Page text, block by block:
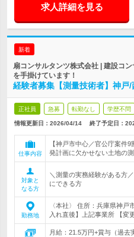
求人詳細を見る
新着
扇コンサルタンツ株式会社 | 建設コ
を手掛けています！
経験者募集【測量技術者】神戸
正社員 急募 転勤なし 学歴不問
情報更新日：2026/04/14 終了予定日：
仕事内容
【神戸市中心／官公庁案件
発計画に欠かせない土地の
対象と
なる方
＼測量の実務経験がある方
にできる方
勤務地
〈本社〉 住所：兵庫県神
入れ直後】上記事業所 【変
月給：21.5万円+賞与（過